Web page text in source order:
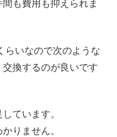
も費用も抑えられま
らいなので次のような
換するのが良いです
ています。
りません。